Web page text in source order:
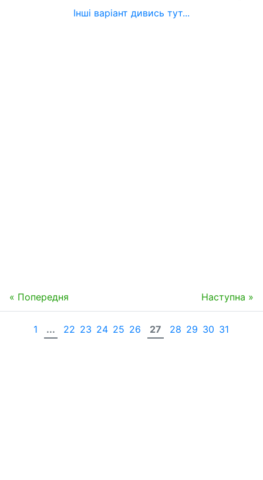
Інші варіант дивись тут...
« Попередня Наступна »
1 ... 22 23 24 25 26 27 28 29 30 31